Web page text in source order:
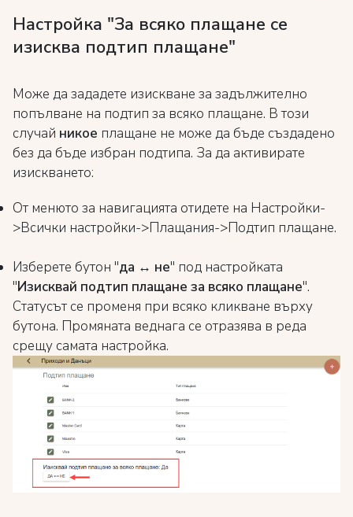
Настройка "За всяко плащане се
изисква подтип плащане"
Може да зададете изискване за задължително
попълване на подтип за всяко плащане. В този
случай никое плащане не може да бъде създадено
без да бъде избран подтипа. За да активирате
изискването:
От менюто за навигацията отидете на Настройки-
>Всички настройки->Плащания->Подтип плащане.
Изберете бутон "да ↔ не" под настройката
"Изисквай подтип плащане за всяко плащане".
Статусът се променя при всяко кликване върху
бутона. Промяната веднага се отразява в реда
срещу самата настройка.